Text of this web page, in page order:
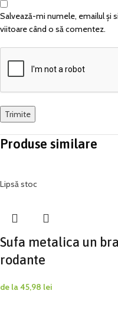
Salvează-mi numele, emailul și
viitoare când o să comentez.
Produse similare
Lipsă stoc
Sufa metalica un
rodante
de la45,98 lei